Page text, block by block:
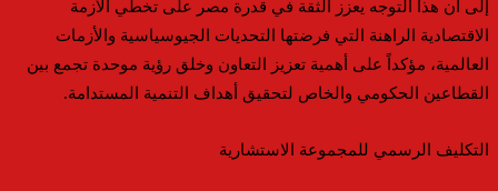
إلى أن هذا التوجه يعزز الثقة في قدرة مصر على تخطي الأزمة
الاقتصادية الراهنة التي فرضتها التحديات الجيوسياسية والأزمات
العالمية، مؤكداً على أهمية تعزيز التعاون وخلق رؤية موحدة تجمع بين
القطاعين الحكومي والخاص لتحقيق أهداف التنمية المستدامة.
التكليف الرسمي للمجموعة الاستشارية